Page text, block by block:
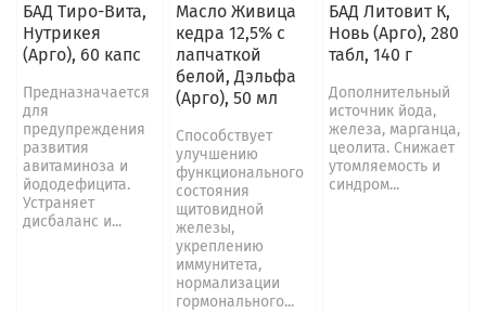
БАД Тиро-Вита,
Нутрикея
(Арго), 60 капс
Предназначается
для
предупреждения
развития
авитаминоза и
йододефицита.
Устраняет
дисбаланс и...
Масло Живица
кедра 12,5% с
лапчаткой
белой, Дэльфа
(Арго), 50 мл
Способствует
улучшению
функционального
состояния
щитовидной
железы,
укреплению
иммунитета,
нормализации
гормонального...
БАД Литовит К,
Новь (Арго), 280
табл, 140 г
Дополнительный
источник йода,
железа, марганца,
цеолита. Снижает
утомляемость и
синдром...